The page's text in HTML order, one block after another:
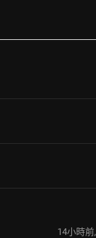
14小時前,